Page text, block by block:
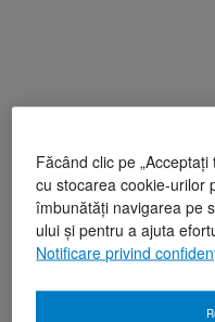
Făcând clic pe
cu stocarea cookie-urilor
îmbunătăți navigarea pe
ului și pentru a ajuta
Notificare privind